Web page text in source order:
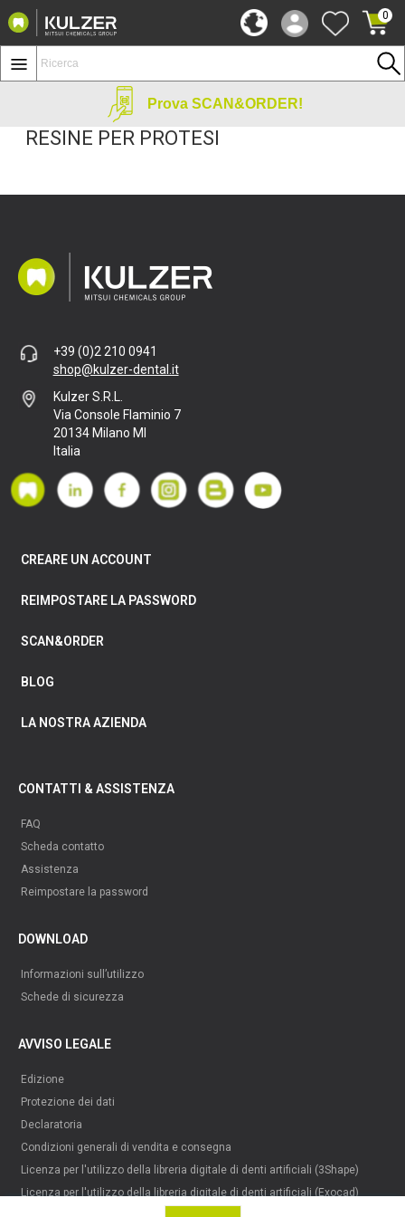
0
Prova SCAN&ORDER!
RESINE PER PROTESI
+39 (0)2 210 0941
shop@kulzer-dental.it
Kulzer S.R.L.
Via Console Flaminio 7
20134 Milano MI
Italia
CREARE UN ACCOUNT
REIMPOSTARE LA PASSWORD
SCAN&ORDER
BLOG
LA NOSTRA AZIENDA
CONTATTI & ASSISTENZA
FAQ
Scheda contatto
Assistenza
Reimpostare la password
DOWNLOAD
Informazioni sull’utilizzo
Schede di sicurezza
AVVISO LEGALE
Edizione
Protezione dei dati
Declaratoria
Condizioni generali di vendita e consegna
Licenza per l'utilizzo della libreria digitale di denti artificiali (3Shape)
Licenza per l'utilizzo della libreria digitale di denti artificiali (Exocad)